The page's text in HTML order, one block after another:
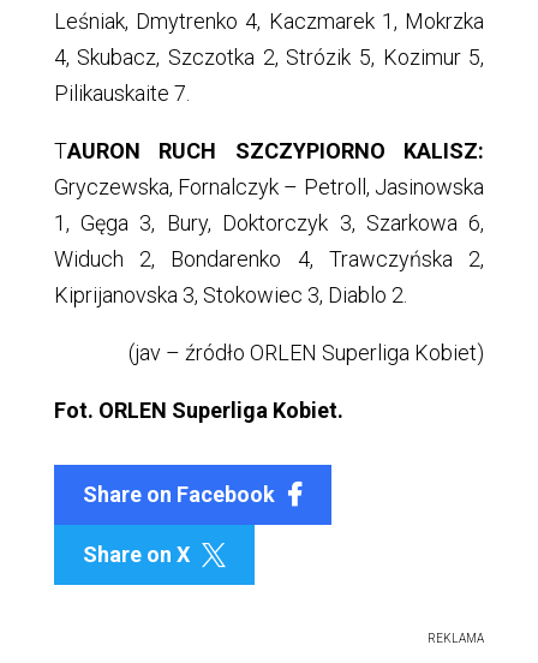
Leśniak, Dmytrenko 4, Kaczmarek 1, Mokrzka
4, Skubacz, Szczotka 2, Strózik 5, Kozimur 5,
Pilikauskaite 7.
TAURON RUCH SZCZYPIORNO KALISZ:
Gryczewska, Fornalczyk – Petroll, Jasinowska
1, Gęga 3, Bury, Doktorczyk 3, Szarkowa 6,
Widuch 2, Bondarenko 4, Trawczyńska 2,
Kiprijanovska 3, Stokowiec 3, Diablo 2.
(jav – źródło ORLEN Superliga Kobiet)
Fot. ORLEN Superliga Kobiet.
Share on Facebook
Share on X 
REKLAMA